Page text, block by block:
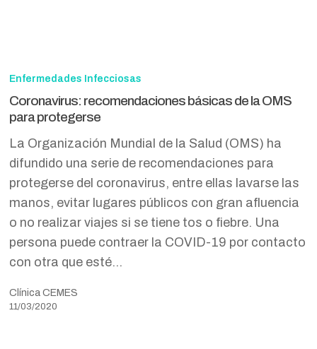
recomendaciones
de
OMS
para
protegerse
Enfermedades Infecciosas
Coronavirus: recomendaciones básicas de la OMS
para protegerse
La Organización Mundial de la Salud (OMS) ha
difundido una serie de recomendaciones para
protegerse del coronavirus, entre ellas lavarse las
manos, evitar lugares públicos con gran afluencia
o no realizar viajes si se tiene tos o fiebre. Una
persona puede contraer la COVID-19 por contacto
con otra que esté…
Clínica CEMES
11/03/2020